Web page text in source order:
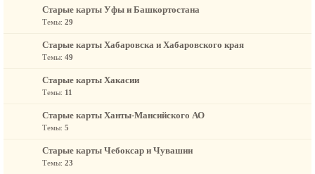
Старые карты Уфы и Башкортостана
Темы: 29
Старые карты Хабаровска и Хабаровского края
Темы: 49
Старые карты Хакасии
Темы: 11
Старые карты Ханты-Мансийского АО
Темы: 5
Старые карты Чебоксар и Чувашии
Темы: 23